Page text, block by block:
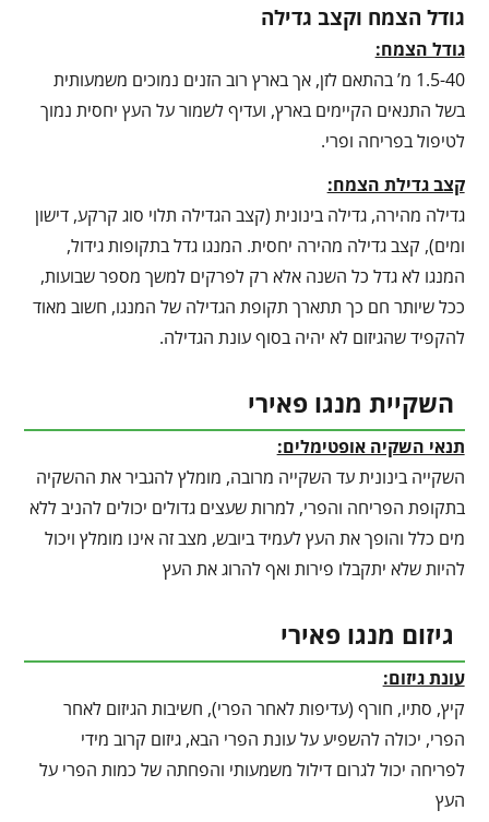
גודל הצמח וקצב גדילה
גודל הצמח:
1.5-40 מ’ בהתאם לזן, אך בארץ רוב הזנים נמוכים משמעותית
בשל התנאים הקיימים בארץ, ועדיף לשמור על העץ יחסית נמוך
לטיפול בפריחה ופרי.
קצב גדילת הצמח:
גדילה מהירה, גדילה בינונית (קצב הגדילה תלוי סוג קרקע, דישון
ומים), קצב גדילה מהירה יחסית. המנגו גדל בתקופות גידול,
המנגו לא גדל כל השנה אלא רק לפרקים למשך מספר שבועות,
ככל שיותר חם כך תתארך תקופת הגדילה של המנגו, חשוב מאוד
להקפיד שהגיזום לא יהיה בסוף עונת הגדילה.
השקיית מנגו פאירי
תנאי השקיה אופטימלים:
השקייה בינונית עד השקייה מרובה, מומלץ להגביר את ההשקיה
בתקופת הפריחה והפרי, למרות שעצים גדולים יכולים להניב ללא
מים כלל והופך את העץ לעמיד ביובש, מצב זה אינו מומלץ ויכול
להיות שלא יתקבלו פירות ואף להרוג את העץ
גיזום מנגו פאירי
עונת גיזום:
קיץ, סתיו, חורף (עדיפות לאחר הפרי), חשיבות הגיזום לאחר
הפרי, יכולה להשפיע על עונת הפרי הבא, גיזום קרוב מידי
לפריחה יכול לגרום דילול משמעותי והפחתה של כמות הפרי על
העץ